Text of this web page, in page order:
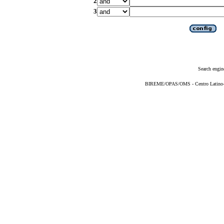
3
Search
BIREME/OPAS/OMS - Centro Latino-